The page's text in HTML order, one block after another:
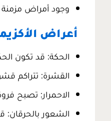
وجود أمراض مزمنة
أعراض
الحكة: قد تكون
القشرة: تتراكم
الاحمرار: تصبح
الشعور